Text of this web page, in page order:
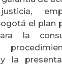
justicia,
el plan
la
la